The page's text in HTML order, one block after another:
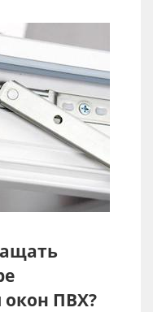
ПВХ?